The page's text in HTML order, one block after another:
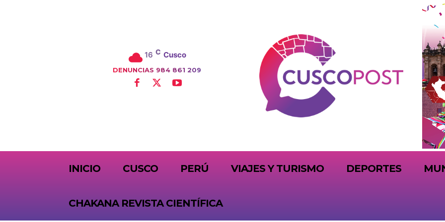
16 C Cusco
DENUNCIAS 984 861 209
INICIO CUSCO PERÚ VIAJES Y TURISMO DEPORTES
CHAKANA REVISTA CIENTÍFICA